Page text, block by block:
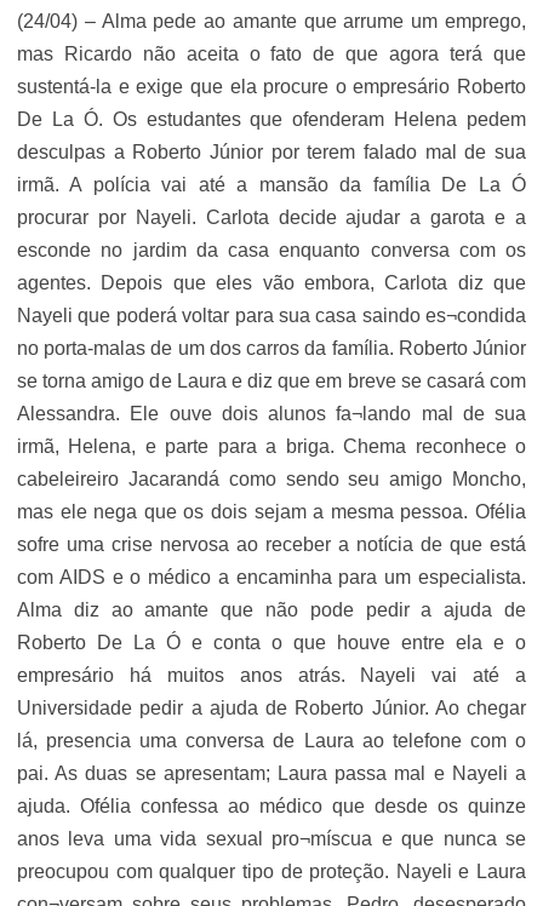
(24/04) – Alma pede ao amante que arrume um emprego,
mas Ricardo não aceita o fato de que agora terá que
sustentá-la e exige que ela procure o empresário Roberto
De La Ó. Os estudantes que ofenderam Helena pedem
desculpas a Roberto Júnior por terem falado mal de sua
irmã. A polícia vai até a mansão da família De La Ó
procurar por Nayeli. Carlota decide ajudar a garota e a
esconde no jardim da casa enquanto conversa com os
agentes. Depois que eles vão embora, Carlota diz que
Nayeli que poderá voltar para sua casa saindo es¬condida
no porta-malas de um dos carros da família. Roberto Júnior
se torna amigo de Laura e diz que em breve se casará com
Alessandra. Ele ouve dois alunos fa¬lando mal de sua
irmã, Helena, e parte para a briga. Chema reconhece o
cabeleireiro Jacarandá como sendo seu amigo Moncho,
mas ele nega que os dois sejam a mesma pessoa. Ofélia
sofre uma crise nervosa ao receber a notícia de que está
com AIDS e o médico a encaminha para um especialista.
Alma diz ao amante que não pode pedir a ajuda de
Roberto De La Ó e conta o que houve entre ela e o
empresário há muitos anos atrás. Nayeli vai até a
Universidade pedir a ajuda de Roberto Júnior. Ao chegar
lá, presencia uma conversa de Laura ao telefone com o
pai. As duas se apresentam; Laura passa mal e Nayeli a
ajuda. Ofélia confessa ao médico que desde os quinze
anos leva uma vida sexual pro¬míscua e que nunca se
preocupou com qualquer tipo de proteção. Nayeli e Laura